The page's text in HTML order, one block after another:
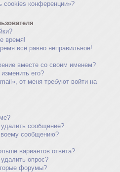
cookies конференции»?
время!
всё равно неправильное!
вместе со своим именем?
его?
от меня требуют войти на
удалить сообщение?
сообщению?
вариантов ответа?
опрос?
форумы?